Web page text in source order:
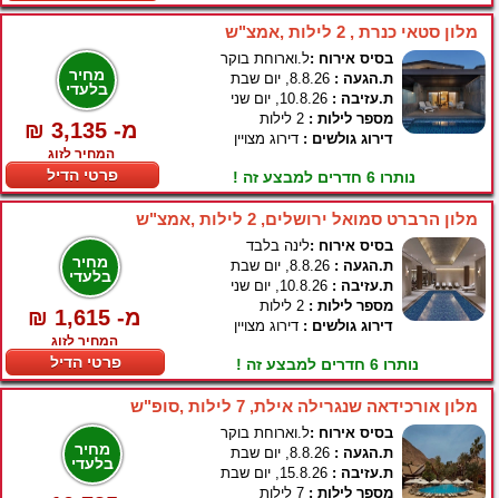
מלון סטאי כנרת , 2 לילות ,אמצ"ש
מחיר
בלעדי
₪ 3,135 -מ
המחיר לזוג
פרטי הדיל
בסיס אירוח :ל.וארוחת בוקר
ת.הגעה :
ת.עזיבה :
מספר לילות :
דירוג גולשים : דירוג מצויין
נותרו 6 חדרים למבצע זה !
מלון הרברט סמואל ירושלים, 2 לילות ,אמצ"ש
מחיר
בלעדי
₪ 1,615 -מ
המחיר לזוג
פרטי הדיל
בסיס אירוח :לינה בלבד
ת.הגעה :
ת.עזיבה :
מספר לילות :
דירוג גולשים : דירוג מצויין
נותרו 6 חדרים למבצע זה !
מלון אורכידאה שנגרילה אילת, 7 לילות ,סופ"ש
מחיר
בלעדי
בסיס אירוח :ל.וארוחת בוקר
ת.הגעה :
ת.עזיבה :
מספר לילות :